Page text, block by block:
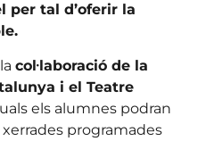
per tal d’oferir la
col·laboració de la
i el Teatre
els alumnes podran
programades